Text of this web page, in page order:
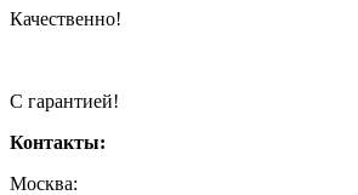
Качественно!
С гарантией!
Контакты:
Москва: